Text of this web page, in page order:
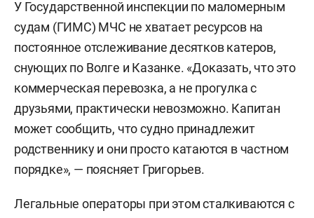
У Государственной инспекции по маломерным
судам (ГИМС) МЧС не хватает ресурсов на
постоянное отслеживание десятков катеров,
снующих по Волге и Казанке. «Доказать, что это
коммерческая перевозка, а не прогулка с
друзьями, практически невозможно. Капитан
может сообщить, что судно принадлежит
родственнику и они просто катаются в частном
порядке», — поясняет Григорьев.
Легальные операторы при этом сталкиваются с